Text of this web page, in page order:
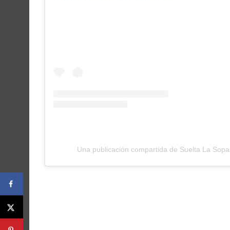
Una publicación compartida de Suelta La